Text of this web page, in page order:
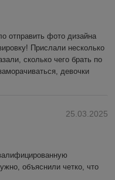
отправить фото дизайна
Прислали несколько
сколько чего брать по
девочки
25.03.2025
объяснили четко, что